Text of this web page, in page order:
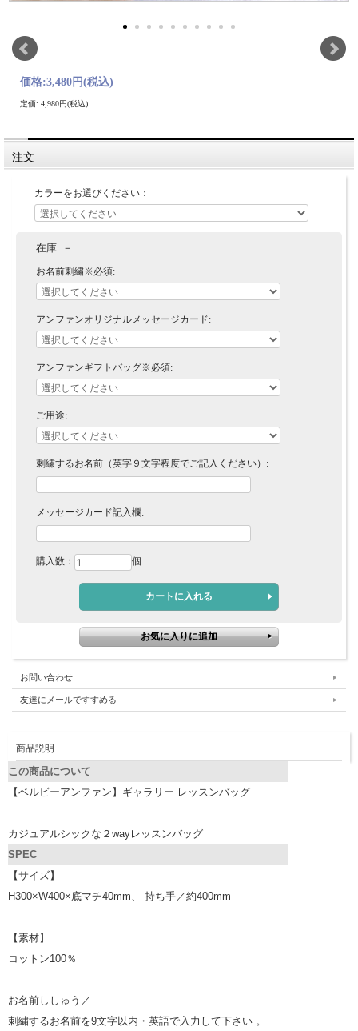
価格:3,480円(税込)
定価: 4,980円(税込)
注文
カラーをお選びください：
在庫: －
お名前刺繍※必須:
アンファンオリジナルメッセージカード:
アンファンギフトバッグ※必須:
ご用途:
刺繍するお名前（英字９文字程度でご記入ください）:
メッセージカード記入欄:
購入数： 個
お問い合わせ
友達にメールですすめる
商品説明
この商品について
【ベルビーアンファン】ギャラリー レッスンバッグ
カジュアルシックな２wayレッスンバッグ
SPEC
【サイズ】
H300×W400×底マチ40mm、 持ち手／約400mm
【素材】
コットン100％
お名前ししゅう／
刺繍するお名前を9文字以内・英語で入力して下さい 。